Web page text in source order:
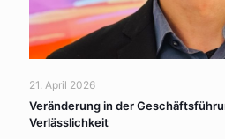
21. April 2026
Veränderung in der
Verlässlichkeit